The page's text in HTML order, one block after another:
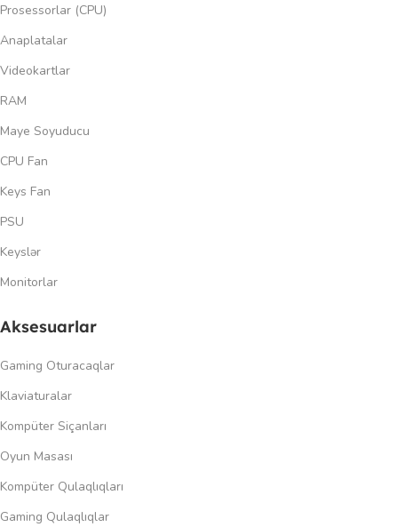
Prosessorlar (CPU)
Anaplatalar
Videokartlar
RAM
Maye Soyuducu
CPU Fan
Keys Fan
PSU
Keyslər
Monitorlar
Aksesuarlar
Gaming Oturacaqlar
Klaviaturalar
Kompüter Siçanları
Oyun Masası
Kompüter Qulaqlıqları
Gaming Qulaqlıqlar